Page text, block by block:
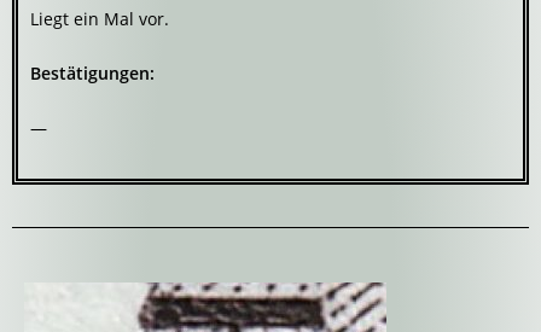
Liegt ein Mal vor.
Bestätigungen:
—